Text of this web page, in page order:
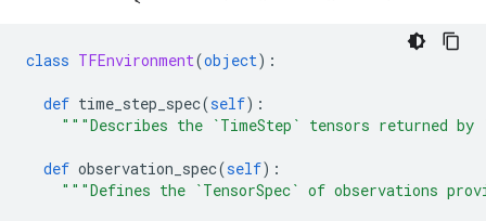
class TFEnvironment(object):
def time_step_spec(self):
"""Describes the `TimeStep` tensors returned
def observation_spec(self):
"""Defines the `TensorSpec` of observations